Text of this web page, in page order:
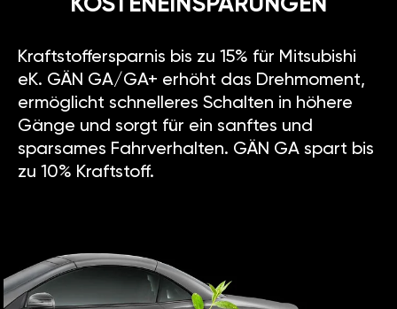
KOSTENEINSPARUNGEN
Kraftstoffersparnis bis zu 15% für Mitsubishi
eK. GÄN GA/GA+ erhöht das Drehmoment,
ermöglicht schnelleres Schalten in höhere
Gänge und sorgt für ein sanftes und
sparsames Fahrverhalten. GÄN GA spart bis
zu 10% Kraftstoff.